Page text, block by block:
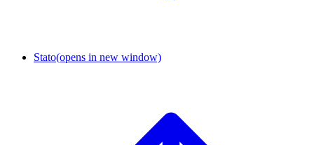
Stato(opens in new window)